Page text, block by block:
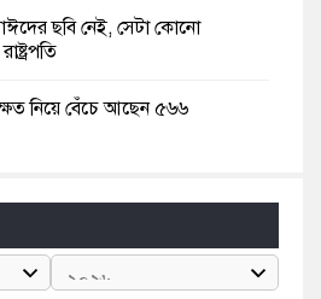
ছবি নেই, সেটা কোনো
ক্ষত নিয়ে বেঁচে আছেন ৫৬৬
চাচ্ছে না ভারত: আসিফ মাহমুদ